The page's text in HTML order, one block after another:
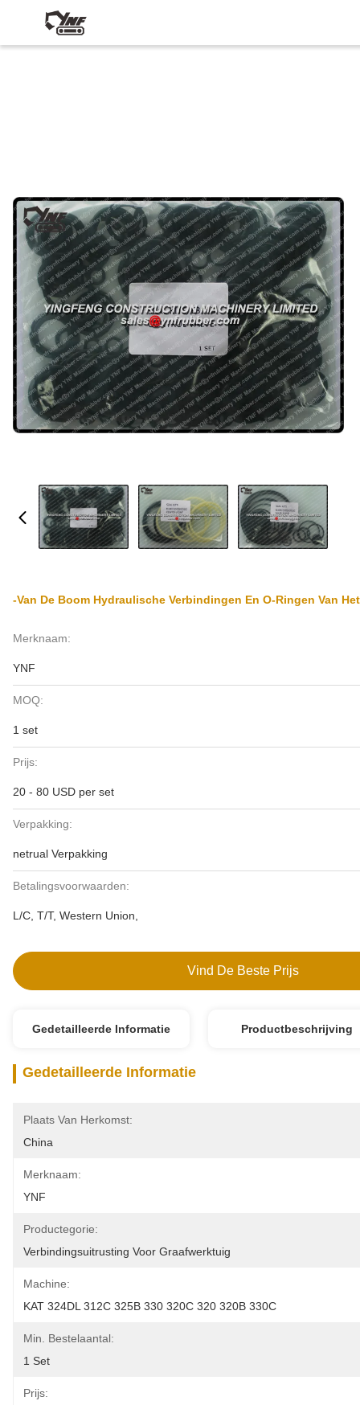
-van De Boom Hydraulische Verbindingen En O-Ringen Van
Merknaam:
YNF
MOQ:
1 set
Prijs:
20 - 80 USD per set
Verpakking:
netrual Verpakking
Betalingsvoorwaarden:
L/C, T/T, Western Union,
Vind De Beste Prijs
Gedetailleerde Informatie Productbeschrijving
Gedetailleerde Informatie
Plaats Van Herkomst:
China
Merknaam:
YNF
Productegorie:
Verbindingsuitrusting Voor Graafwerktuig
Machine:
KAT 324DL 312C 325B 330 320C 320 320B 330C
Min. Bestelaantal:
1 Set
Prijs: